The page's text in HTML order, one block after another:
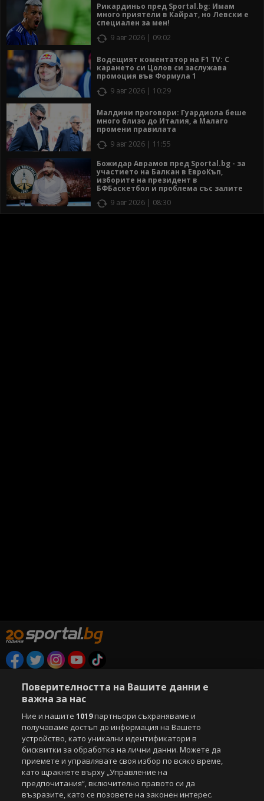
Рикардиньо пред Sportal.bg: Имам
много приятели в Кайрат, но Левски е
специален за мен!
9 авг 2026 | 09:02
Водещият коментатор на F1 TV: С
карането си Цолов си заслужава
промоция във Формула 1
9 авг 2026 | 10:29
Малдини проговори: Гуардиола беше
много близо до Италия, а Малаго
промени правилата
9 авг 2026 | 11:55
Божидар Аврамов пред Sportal.bg - за
участието на Балкан в ЕвроКъп,
изборите на президент в
БФБаскетбол и проблема със залите
9 авг 2026 | 08:30
Този уебсайт е собственост наSportal Media Group
За нас Екип За рекламa
Общи условия
Етични правила на НСС
Лични данни
Управление на предпочитания
Съдържанието на този уеб сайт и технологиите, използвани в него, са
под закрила на Закона за авторското право и сродните му права.
Всички статии, репортажи, интервюта и други текстови, графични и
видео материали, публикувани в сайта, са собственост на Агенция
Поверителността на Вашите данни е
важна за нас
Ние и нашите1019партньори съхраняваме и
получаваме достъп до информация на Вашето
устройство, като уникални идентификатори в
бисквитки за обработка на лични данни. Можете да
приемете и управлявате своя избор по всяко време,
като щракнете върху „Управление на
предпочитания“, включително правото си да
възразите, като се позовете на законен интерес.